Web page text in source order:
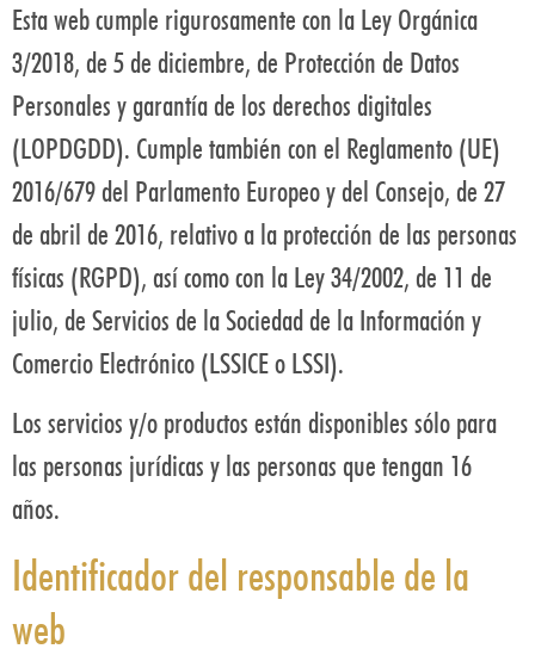
Esta web cumple rigurosamente con la Ley Orgánica
3/2018, de 5 de diciembre, de Protección de Datos
Personales y garantía de los derechos digitales
(LOPDGDD). Cumple también con el Reglamento (UE)
2016/679 del Parlamento Europeo y del Consejo, de 27
de abril de 2016, relativo a la protección de las personas
físicas (RGPD), así como con la Ley 34/2002, de 11 de
julio, de Servicios de la Sociedad de la Información y
Comercio Electrónico (LSSICE o LSSI).
Los servicios y/o productos están disponibles sólo para
las personas jurídicas y las personas que tengan 16
años.
Identificador del responsable de la
web